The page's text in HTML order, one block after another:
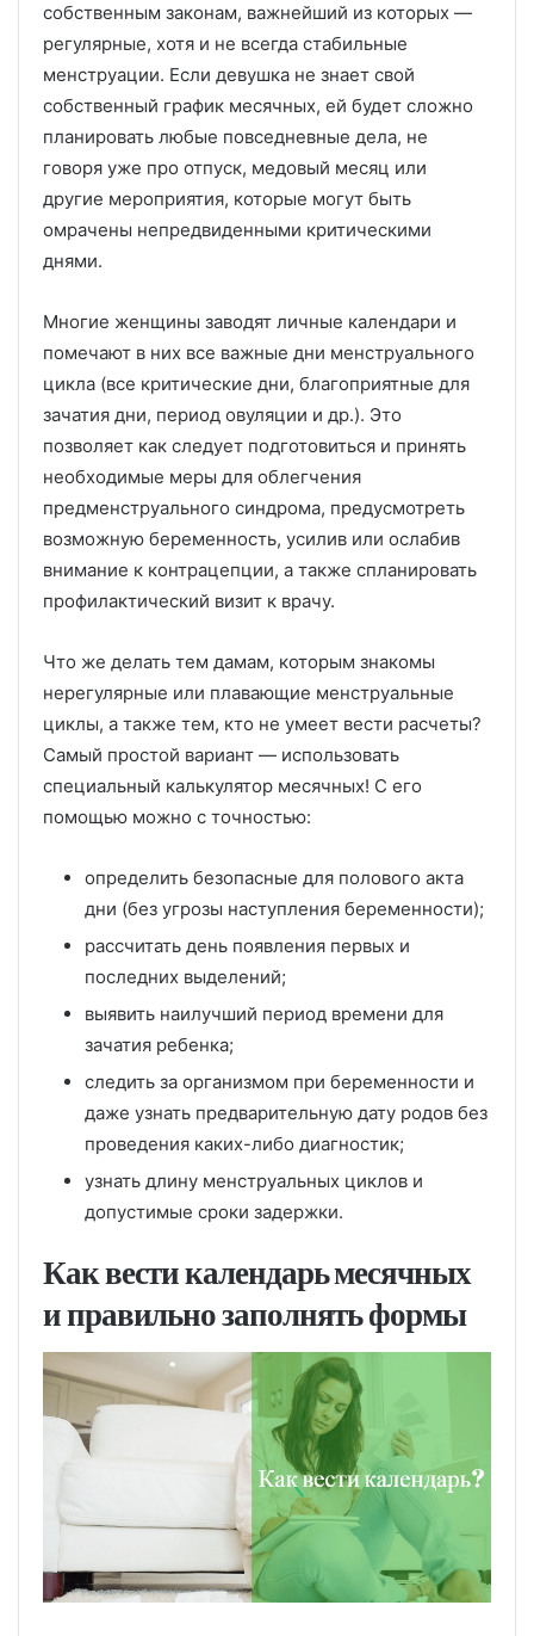
собственным законам, важнейший из которых —
регулярные, хотя и не всегда стабильные
менструации. Если девушка не знает свой
собственный график месячных, ей будет сложно
планировать любые повседневные дела, не
говоря уже про отпуск, медовый месяц или
другие мероприятия, которые могут быть
омрачены непредвиденными критическими
днями.
Многие женщины заводят личные календари и
помечают в них все важные дни менструального
цикла (все критические дни, благоприятные для
зачатия дни, период овуляции и др.). Это
позволяет как следует подготовиться и принять
необходимые меры для облегчения
предменструального синдрома, предусмотреть
возможную беременность, усилив или ослабив
внимание к контрацепции, а также спланировать
профилактический визит к врачу.
Что же делать тем дамам, которым знакомы
нерегулярные или плавающие менструальные
циклы, а также тем, кто не умеет вести расчеты?
Самый простой вариант — использовать
специальный калькулятор месячных! С его
помощью можно с точностью:
определить безопасные для полового акта
дни (без угрозы наступления беременности);
рассчитать день появления первых и
последних выделений;
выявить наилучший период времени для
зачатия ребенка;
следить за организмом при беременности и
даже узнать предварительную дату родов без
проведения каких-либо диагностик;
узнать длину менструальных циклов и
допустимые сроки задержки.
Как вести календарь месячных
и правильно заполнять формы